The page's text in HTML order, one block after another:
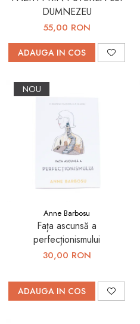
DUMNEZEU
55,00 RON
ADAUGA IN COS
NOU
Anne Barbosu
Fața ascunsă a
perfecționismului
30,00 RON
ADAUGA IN COS